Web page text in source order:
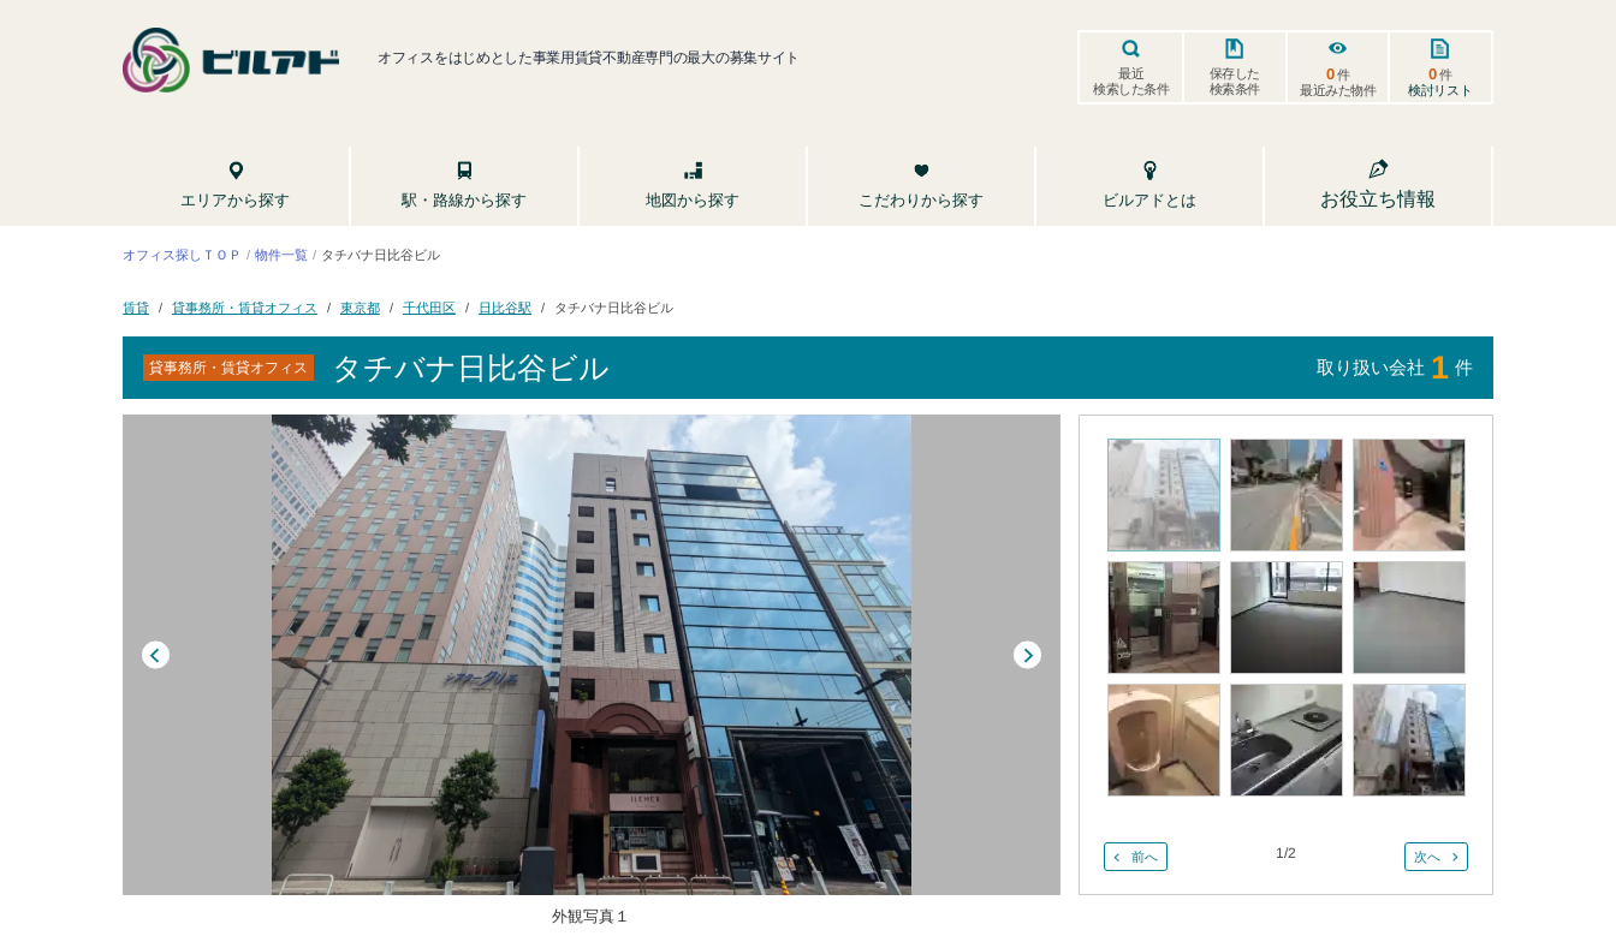
オフィスをはじめとした事業用賃貸不動産専門の最大の募集サイト
最近
検索した条件
保存した
検索条件
0件
最近みた物件
0件
検討リスト
エリアから探す 駅・路線から探す 地図から探す こだわりから探す ビルアドとは お役立ち情報
オフィス探しＴＯＰ 物件一覧 タチバナ日比谷ビル
賃貸 貸事務所・賃貸オフィス 東京都 千代田区 日比谷駅 タチバナ日比谷ビル
貸事務所・賃貸オフィス タチバナ日比谷ビル 取り扱い会社 1 件
外観写真１
前へ 1/2 次へ